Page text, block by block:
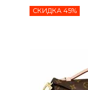
СКИДКА 45%